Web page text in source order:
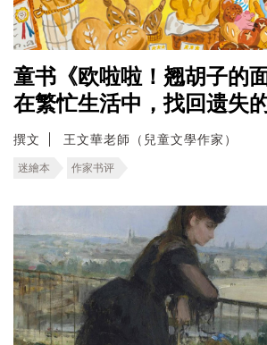
童书《欧啦啦！翘胡子的
在繁忙生活中，找回遗失
撰文 王文華老師（兒童文學作家）
迷繪本 作家书评